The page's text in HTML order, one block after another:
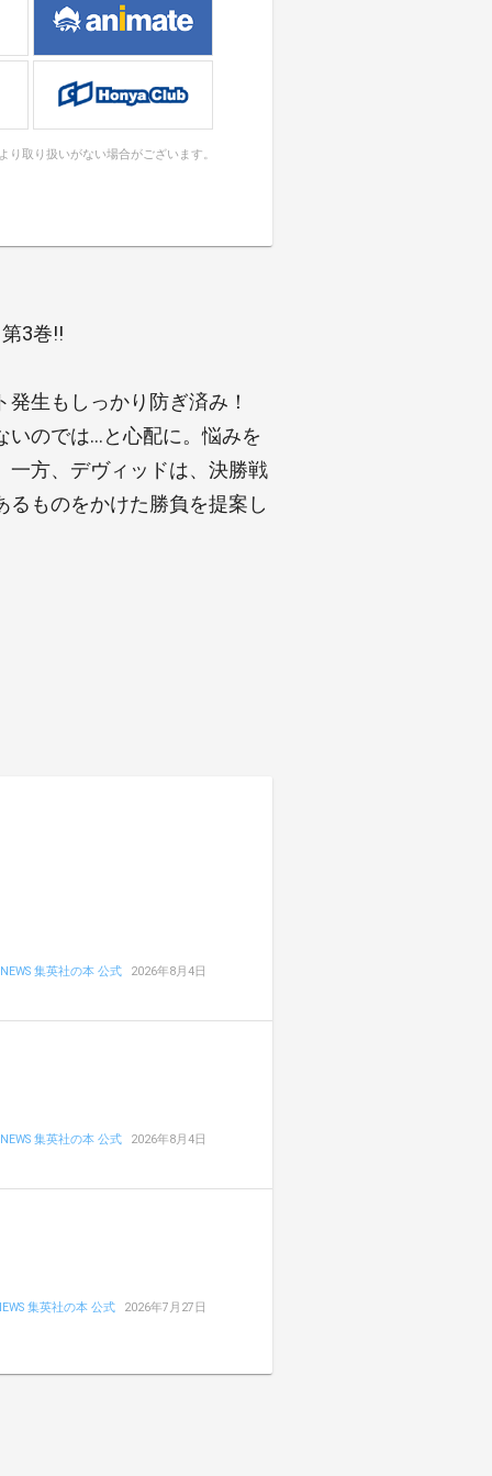
り取り扱いがない場合がございます。
3巻!!
生もしっかり防ぎ済み！
いのでは…と心配に。悩みを
一方、デヴィッドは、決勝戦
ものをかけた勝負を提案し
NEWS 集英社の本 公式 2026年8月4日
NEWS 集英社の本 公式 2026年8月4日
集英社の本 公式 2026年7月27日